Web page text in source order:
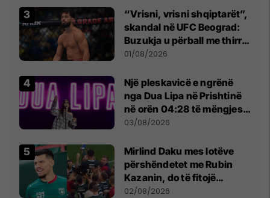
“Vrisni, vrisni shqiptarët”,
skandal në UFC Beograd:
Buzukja u përball me thirrje
anti-shqiptare nga
01/08/2026
Një pleskavicë e ngrënë
nga Dua Lipa në Prishtinë
në orën 04:28 të mëngjesit
- dhe bota digjitale serbe
03/08/2026
Mirlind Daku mes lotëve
përshëndetet me Rubin
Kazanin, do të fitojë
miliona te Spartak Moska
02/08/2026